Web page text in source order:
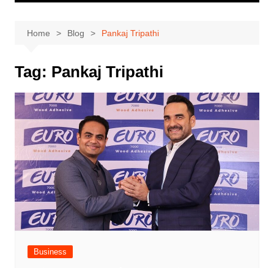
Home Blog Pankaj Tripathi
Tag: Pankaj Tripathi
Business